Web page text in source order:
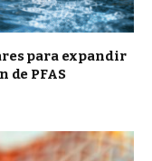
para expandir
de PFAS